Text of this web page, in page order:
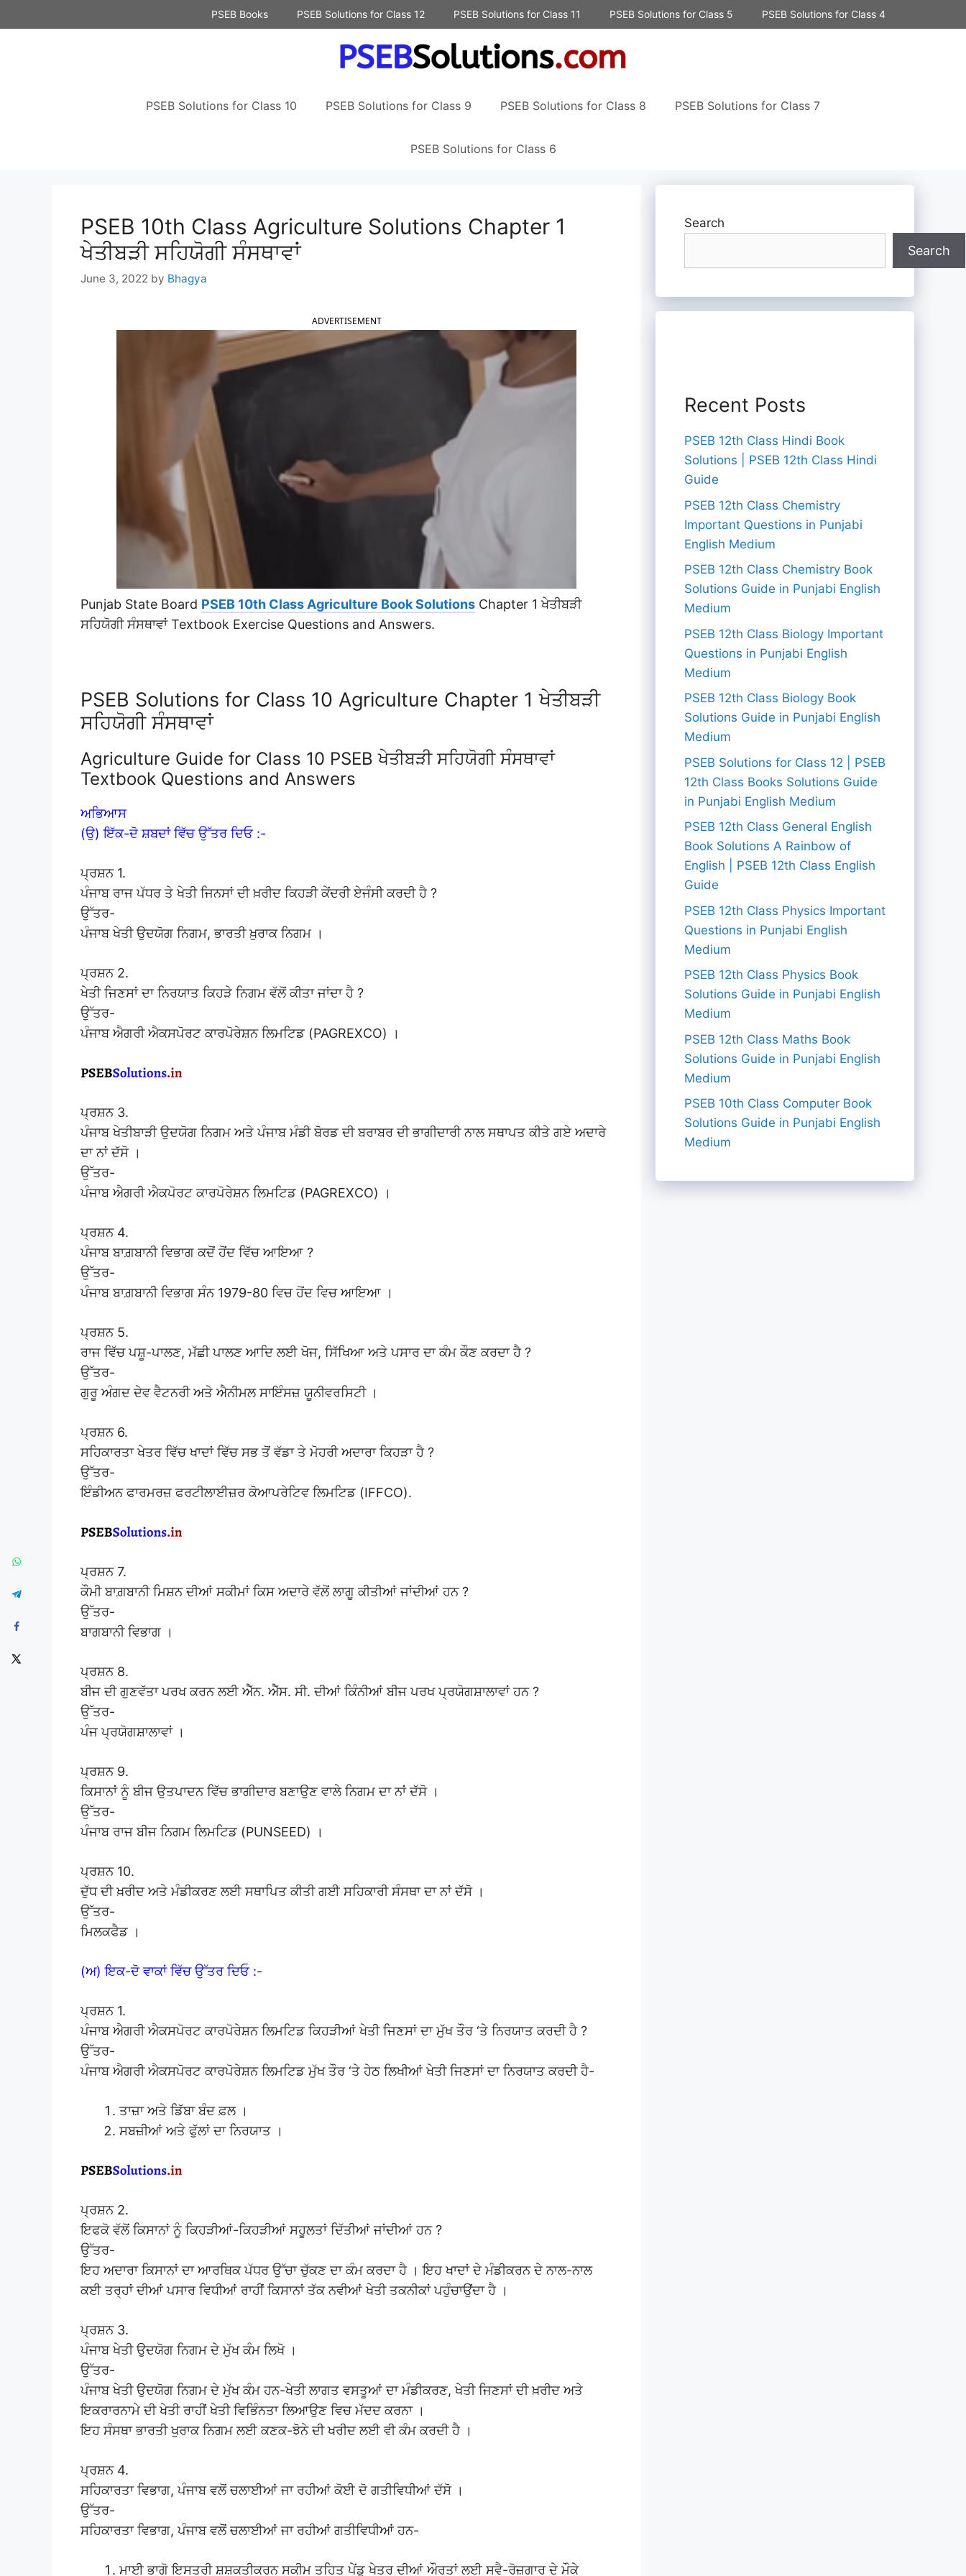
to
PSEB Books PSEB Solutions for Class 12 PSEB Solutions for Class 11 PSEB Solutions for Class 5 PSEB Solutions for Class 4
PSEB Solutions for Class 10 PSEB Solutions for Class 9 PSEB Solutions for Class 8 PSEB Solutions for Class 7
PSEB Solutions for Class 6
PSEB 10th Class Agriculture Solutions Chapter 1
ਖੇਤੀਬੜੀ ਸਹਿਯੋਗੀ ਸੰਸਥਾਵਾਂ
June 3, 2022 by Bhagya
ADVERTISEMENT
Punjab State Board PSEB 10th Class Agriculture Book Solutions Chapter 1 ਖੇਤੀਬੜੀ
ਸਹਿਯੋਗੀ ਸੰਸਥਾਵਾਂ Textbook Exercise Questions and Answers.
PSEB Solutions for Class 10 Agriculture Chapter 1 ਖੇਤੀਬੜੀ
ਸਹਿਯੋਗੀ ਸੰਸਥਾਵਾਂ
Agriculture Guide for Class 10 PSEB ਖੇਤੀਬੜੀ ਸਹਿਯੋਗੀ ਸੰਸਥਾਵਾਂ
Textbook Questions and Answers
ਅਭਿਆਸ
(ਉ) ਇੱਕ-ਦੋ ਸ਼ਬਦਾਂ ਵਿੱਚ ਉੱਤਰ ਦਿਓ :-
ਪ੍ਰਸ਼ਨ 1.
ਪੰਜਾਬ ਰਾਜ ਪੱਧਰ ਤੇ ਖੇਤੀ ਜਿਨਸਾਂ ਦੀ ਖ਼ਰੀਦ ਕਿਹੜੀ ਕੇਂਦਰੀ ਏਜੰਸੀ ਕਰਦੀ ਹੈ ?
ਉੱਤਰ-
ਪੰਜਾਬ ਖੇਤੀ ਉਦਯੋਗ ਨਿਗਮ, ਭਾਰਤੀ ਖ਼ੁਰਾਕ ਨਿਗਮ ।
ਪ੍ਰਸ਼ਨ 2.
ਖੇਤੀ ਜਿਣਸਾਂ ਦਾ ਨਿਰਯਾਤ ਕਿਹੜੇ ਨਿਗਮ ਵੱਲੋਂ ਕੀਤਾ ਜਾਂਦਾ ਹੈ ?
ਉੱਤਰ-
ਪੰਜਾਬ ਐਗਰੀ ਐਕਸਪੋਰਟ ਕਾਰਪੋਰੇਸ਼ਨ ਲਿਮਟਿਡ (PAGREXCO) ।
ਪ੍ਰਸ਼ਨ 3.
ਪੰਜਾਬ ਖੇਤੀਬਾੜੀ ਉਦਯੋਗ ਨਿਗਮ ਅਤੇ ਪੰਜਾਬ ਮੰਡੀ ਬੋਰਡ ਦੀ ਬਰਾਬਰ ਦੀ ਭਾਗੀਦਾਰੀ ਨਾਲ ਸਥਾਪਤ ਕੀਤੇ ਗਏ ਅਦਾਰੇ
ਦਾ ਨਾਂ ਦੱਸੋ ।
ਉੱਤਰ-
ਪੰਜਾਬ ਐਗਰੀ ਐਕਪੋਰਟ ਕਾਰਪੋਰੇਸ਼ਨ ਲਿਮਟਿਡ (PAGREXCO) ।
ਪ੍ਰਸ਼ਨ 4.
ਪੰਜਾਬ ਬਾਗ਼ਬਾਨੀ ਵਿਭਾਗ ਕਦੋਂ ਹੋਂਦ ਵਿੱਚ ਆਇਆ ?
ਉੱਤਰ-
ਪੰਜਾਬ ਬਾਗ਼ਬਾਨੀ ਵਿਭਾਗ ਸੰਨ 1979-80 ਵਿਚ ਹੋਂਦ ਵਿਚ ਆਇਆ ।
ਪ੍ਰਸ਼ਨ 5.
ਰਾਜ ਵਿੱਚ ਪਸ਼ੂ-ਪਾਲਣ, ਮੱਛੀ ਪਾਲਣ ਆਦਿ ਲਈ ਖੋਜ, ਸਿੱਖਿਆ ਅਤੇ ਪਸਾਰ ਦਾ ਕੰਮ ਕੌਣ ਕਰਦਾ ਹੈ ?
ਉੱਤਰ-
ਗੁਰੂ ਅੰਗਦ ਦੇਵ ਵੈਟਨਰੀ ਅਤੇ ਐਨੀਮਲ ਸਾਇੰਸਜ਼ ਯੂਨੀਵਰਸਿਟੀ ।
ਪ੍ਰਸ਼ਨ 6.
ਸਹਿਕਾਰਤਾ ਖੇਤਰ ਵਿੱਚ ਖਾਦਾਂ ਵਿੱਚ ਸਭ ਤੋਂ ਵੱਡਾ ਤੇ ਮੋਹਰੀ ਅਦਾਰਾ ਕਿਹੜਾ ਹੈ ?
ਉੱਤਰ-
ਇੰਡੀਅਨ ਫਾਰਮਰਜ਼ ਫਰਟੀਲਾਈਜ਼ਰ ਕੋਆਪਰੇਟਿਵ ਲਿਮਟਿਡ (IFFCO).
ਪ੍ਰਸ਼ਨ 7.
ਕੌਮੀ ਬਾਗ਼ਬਾਨੀ ਮਿਸ਼ਨ ਦੀਆਂ ਸਕੀਮਾਂ ਕਿਸ ਅਦਾਰੇ ਵੱਲੋਂ ਲਾਗੂ ਕੀਤੀਆਂ ਜਾਂਦੀਆਂ ਹਨ ?
ਉੱਤਰ-
ਬਾਗਬਾਨੀ ਵਿਭਾਗ ।
ਪ੍ਰਸ਼ਨ 8.
ਬੀਜ ਦੀ ਗੁਣਵੱਤਾ ਪਰਖ ਕਰਨ ਲਈ ਐੱਨ. ਐੱਸ. ਸੀ. ਦੀਆਂ ਕਿੰਨੀਆਂ ਬੀਜ ਪਰਖ ਪ੍ਰਯੋਗਸ਼ਾਲਾਵਾਂ ਹਨ ?
ਉੱਤਰ-
ਪੰਜ ਪ੍ਰਯੋਗਸ਼ਾਲਾਵਾਂ ।
ਪ੍ਰਸ਼ਨ 9.
ਕਿਸਾਨਾਂ ਨੂੰ ਬੀਜ ਉਤਪਾਦਨ ਵਿੱਚ ਭਾਗੀਦਾਰ ਬਣਾਉਣ ਵਾਲੇ ਨਿਗਮ ਦਾ ਨਾਂ ਦੱਸੋ ।
ਉੱਤਰ-
ਪੰਜਾਬ ਰਾਜ ਬੀਜ ਨਿਗਮ ਲਿਮਟਿਡ (PUNSEED) ।
ਪ੍ਰਸ਼ਨ 10.
ਦੁੱਧ ਦੀ ਖ਼ਰੀਦ ਅਤੇ ਮੰਡੀਕਰਣ ਲਈ ਸਥਾਪਿਤ ਕੀਤੀ ਗਈ ਸਹਿਕਾਰੀ ਸੰਸਥਾ ਦਾ ਨਾਂ ਦੱਸੋ ।
ਉੱਤਰ-
ਮਿਲਕਫੈਡ ।
(ਅ) ਇਕ-ਦੋ ਵਾਕਾਂ ਵਿੱਚ ਉੱਤਰ ਦਿਓ :-
ਪ੍ਰਸ਼ਨ 1.
ਪੰਜਾਬ ਐਗਰੀ ਐਕਸਪੋਰਟ ਕਾਰਪੋਰੇਸ਼ਨ ਲਿਮਟਿਡ ਕਿਹੜੀਆਂ ਖੇਤੀ ਜਿਣਸਾਂ ਦਾ ਮੁੱਖ ਤੌਰ ‘ਤੇ ਨਿਰਯਾਤ ਕਰਦੀ ਹੈ ?
ਉੱਤਰ-
ਪੰਜਾਬ ਐਗਰੀ ਐਕਸਪੋਰਟ ਕਾਰਪੋਰੇਸ਼ਨ ਲਿਮਟਿਡ ਮੁੱਖ ਤੌਰ ‘ਤੇ ਹੇਠ ਲਿਖੀਆਂ ਖੇਤੀ ਜਿਣਸਾਂ ਦਾ ਨਿਰਯਾਤ ਕਰਦੀ ਹੈ-
ਤਾਜ਼ਾ ਅਤੇ ਡਿੱਬਾ ਬੰਦ ਫ਼ਲ ।
ਸਬਜ਼ੀਆਂ ਅਤੇ ਫੁੱਲਾਂ ਦਾ ਨਿਰਯਾਤ ।
ਪ੍ਰਸ਼ਨ 2.
ਇਫਕੋ ਵੱਲੋਂ ਕਿਸਾਨਾਂ ਨੂੰ ਕਿਹੜੀਆਂ-ਕਿਹੜੀਆਂ ਸਹੂਲਤਾਂ ਦਿੱਤੀਆਂ ਜਾਂਦੀਆਂ ਹਨ ?
ਉੱਤਰ-
ਇਹ ਅਦਾਰਾ ਕਿਸਾਨਾਂ ਦਾ ਆਰਥਿਕ ਪੱਧਰ ਉੱਚਾ ਚੁੱਕਣ ਦਾ ਕੰਮ ਕਰਦਾ ਹੈ । ਇਹ ਖਾਦਾਂ ਦੇ ਮੰਡੀਕਰਨ ਦੇ ਨਾਲ-ਨਾਲ
ਕਈ ਤਰ੍ਹਾਂ ਦੀਆਂ ਪਸਾਰ ਵਿਧੀਆਂ ਰਾਹੀਂ ਕਿਸਾਨਾਂ ਤੱਕ ਨਵੀਆਂ ਖੇਤੀ ਤਕਨੀਕਾਂ ਪਹੁੰਚਾਉਂਦਾ ਹੈ ।
ਪ੍ਰਸ਼ਨ 3.
ਪੰਜਾਬ ਖੇਤੀ ਉਦਯੋਗ ਨਿਗਮ ਦੇ ਮੁੱਖ ਕੰਮ ਲਿਖੋ ।
ਉੱਤਰ-
ਪੰਜਾਬ ਖੇਤੀ ਉਦਯੋਗ ਨਿਗਮ ਦੇ ਮੁੱਖ ਕੰਮ ਹਨ-ਖੇਤੀ ਲਾਗਤ ਵਸਤੂਆਂ ਦਾ ਮੰਡੀਕਰਣ, ਖੇਤੀ ਜਿਣਸਾਂ ਦੀ ਖ਼ਰੀਦ ਅਤੇ
ਇਕਰਾਰਨਾਮੇ ਦੀ ਖੇਤੀ ਰਾਹੀਂ ਖੇਤੀ ਵਿਭਿੰਨਤਾ ਲਿਆਉਣ ਵਿਚ ਮੱਦਦ ਕਰਨਾ ।
ਇਹ ਸੰਸਥਾ ਭਾਰਤੀ ਖੁਰਾਕ ਨਿਗਮ ਲਈ ਕਣਕ-ਝੋਨੇ ਦੀ ਖਰੀਦ ਲਈ ਵੀ ਕੰਮ ਕਰਦੀ ਹੈ ।
ਪ੍ਰਸ਼ਨ 4.
ਸਹਿਕਾਰਤਾ ਵਿਭਾਗ, ਪੰਜਾਬ ਵਲੋਂ ਚਲਾਈਆਂ ਜਾ ਰਹੀਆਂ ਕੋਈ ਦੋ ਗਤੀਵਿਧੀਆਂ ਦੱਸੋ ।
ਉੱਤਰ-
ਸਹਿਕਾਰਤਾ ਵਿਭਾਗ, ਪੰਜਾਬ ਵਲੋਂ ਚਲਾਈਆਂ ਜਾ ਰਹੀਆਂ ਗਤੀਵਿਧੀਆਂ ਹਨ-
ਮਾਈ ਭਾਗੋ ਇਸਤਰੀ ਸ਼ਸ਼ਕਤੀਕਰਨ ਸਕੀਮ ਤਹਿਤ ਪੇਂਡੂ ਖੇਤਰ ਦੀਆਂ ਔਰਤਾਂ ਲਈ ਸਵੈ-ਰੋਜ਼ਗਾਰ ਦੇ ਮੌਕੇ
Search
Search
Recent Posts
PSEB 12th Class Hindi Book
Solutions | PSEB 12th Class Hindi
Guide
PSEB 12th Class Chemistry
Important Questions in Punjabi
English Medium
PSEB 12th Class Chemistry Book
Solutions Guide in Punjabi English
Medium
PSEB 12th Class Biology Important
Questions in Punjabi English
Medium
PSEB 12th Class Biology Book
Solutions Guide in Punjabi English
Medium
PSEB Solutions for Class 12 | PSEB
12th Class Books Solutions Guide
in Punjabi English Medium
PSEB 12th Class General English
Book Solutions A Rainbow of
English | PSEB 12th Class English
Guide
PSEB 12th Class Physics Important
Questions in Punjabi English
Medium
PSEB 12th Class Physics Book
Solutions Guide in Punjabi English
Medium
PSEB 12th Class Maths Book
Solutions Guide in Punjabi English
Medium
PSEB 10th Class Computer Book
Solutions Guide in Punjabi English
Medium